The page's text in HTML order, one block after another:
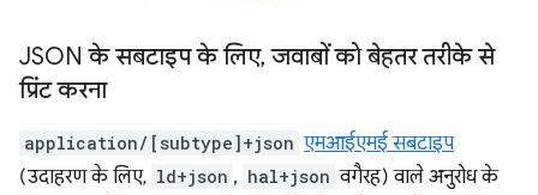
JSON के सबटाइप के लिए, जवाबों को बेहतर तरीके से
प्रिंट करना
application/[subtype]+json एमआईएमई सबटाइप
(उदाहरण के लिए, ld+json , hal+json वगैरह) वाले अनुरोध के